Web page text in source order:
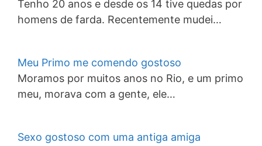
Tenho 20 anos e desde os 14 tive quedas por
homens de farda. Recentemente mudei…
Meu Primo me comendo gostoso
Moramos por muitos anos no Rio, e um primo
meu, morava com a gente, ele…
Sexo gostoso com uma antiga amiga